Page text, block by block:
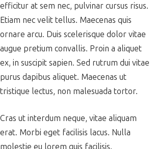
efficitur at sem nec, pulvinar cursus risus.
Etiam nec velit tellus. Maecenas quis
ornare arcu. Duis scelerisque dolor vitae
augue pretium convallis. Proin a aliquet
ex, in suscipit sapien. Sed rutrum dui vitae
purus dapibus aliquet. Maecenas ut
tristique lectus, non malesuada tortor.
Cras ut interdum neque, vitae aliquam
erat. Morbi eget facilisis lacus. Nulla
molestie eu lorem quis facilisis.